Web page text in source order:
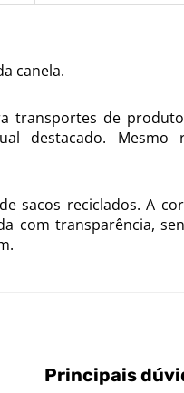
canela.
transportes de
destacado. Mesmo
sacos reciclados. A
com transparência,
Principais